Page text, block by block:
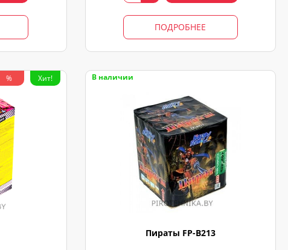
ПОДРОБНЕЕ
% Хит! В наличии
Пираты FP-B213